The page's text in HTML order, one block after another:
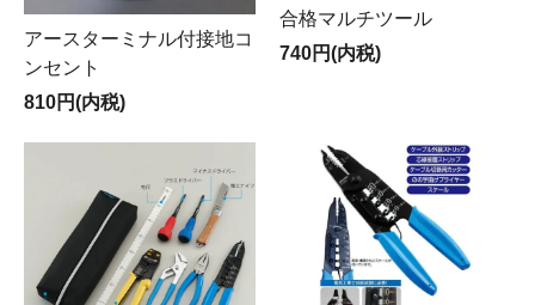
アースターミナル付接地コ
ンセント
810円(内税)
合格マルチツール
740円(内税)